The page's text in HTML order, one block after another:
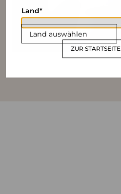
Land auswählen
Land
ZUR STARTSEITE